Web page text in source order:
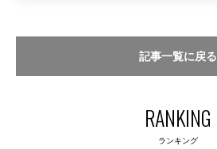
記事一覧に戻る
RANKING
ランキング